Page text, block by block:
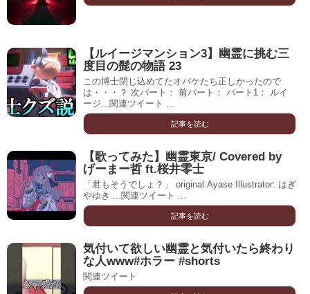
【ルイージマンション3】幽霊に挑む三
度目の髭の物語 23
この博士閉じ込めてたオバケたち正しかったので
は・・・？ 次パート： 前パート： パート1： ルイ
ージ...関連ツイート ...
記事を読む
【歌ってみた】幽霊東京/ Covered by
げーまー哲 ft.桜井零士
「君もそうでしょ？」 original:Ayase Illustrator: はぎ
やゆき ...関連ツイート ...
記事を読む
気付いて欲しい幽霊と気付いたら終わり
な人www#ホラー #shorts
関連ツイート